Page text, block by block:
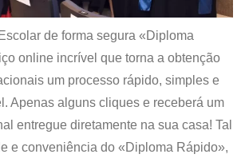
de forma segura «Diploma
online incrível que torna a obtenção
um processo rápido, simples e
Apenas alguns cliques e receberá um
entregue diretamente na sua casa! Tal
e conveniência do «Diploma Rápido»,